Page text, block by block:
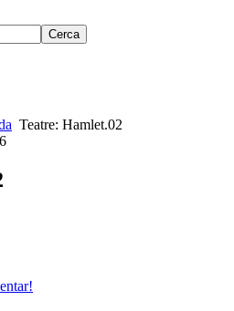
Teatre: Hamlet.02